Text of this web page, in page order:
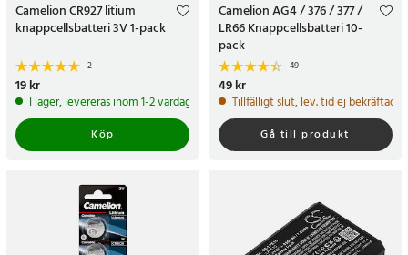
Camelion CR927 litium
knappcellsbatteri 3V 1-pack
2
Pris:
19 kr
I lager, levereras inom 1-2 vardagar
Köp
Camelion AG4 / 376 / 377 /
LR66 Knappcellsbatteri 10-
pack
49
Pris:49 kr
49 kr
Tillfälligt slut, lev. tid ej bekräftad.
Gå till produkt